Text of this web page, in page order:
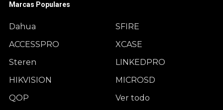
Marcas Populares
Dahua
ACCESSPRO
Steren
HIKVISION
QOP
SFIRE
XCASE
LINKEDPRO
MICROSD
Ver todo